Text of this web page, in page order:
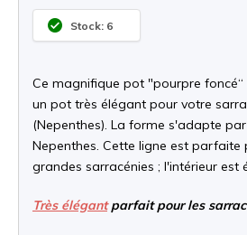
Stock: 6
Ce magnifique pot "pourpre foncé“
un pot très élégant pour votre
(Nepenthes). La forme s'adapte
Nepenthes. Cette ligne est parfaite
grandes sarracénies ; l'intérieur est
Très élégantparfait pour les